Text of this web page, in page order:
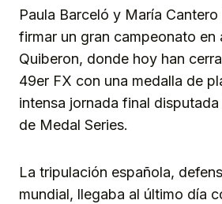
Paula Barceló y María
firmar un gran campeonato en
Quiberon, donde hoy han
49er FX con una medalla de
intensa jornada final
de Medal Series.
La tripulación española,
mundial, llegaba al último día